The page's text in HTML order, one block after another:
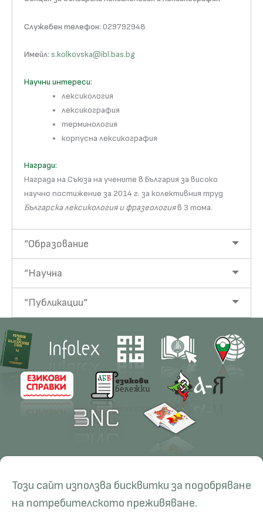
Този сайт използва бисквитки за подобряване
на потребителското преживяване.
Служебен телефон: 029792948
Имейл: s.kolkovska@ibl.bas.bg
Научни интереси:
лексикология
лексикография
терминология
корпусна лексикография
Награди:
Награда на Съюза на учените в България за високо
научно постижение за 2014 г. за колективния труд
Българска лексикология и фразеологияв 3 тома.
“Образование
“Научна
“Публикации“
Management Projects
Education Resources